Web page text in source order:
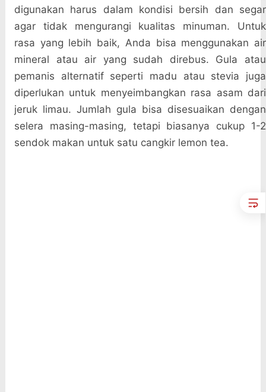
digunakan harus dalam kondisi bersih dan segar
agar tidak mengurangi kualitas minuman. Untuk
rasa yang lebih baik, Anda bisa menggunakan air
mineral atau air yang sudah direbus. Gula atau
pemanis alternatif seperti madu atau stevia juga
diperlukan untuk menyeimbangkan rasa asam dari
jeruk limau. Jumlah gula bisa disesuaikan dengan
selera masing-masing, tetapi biasanya cukup 1-2
sendok makan untuk satu cangkir lemon tea.